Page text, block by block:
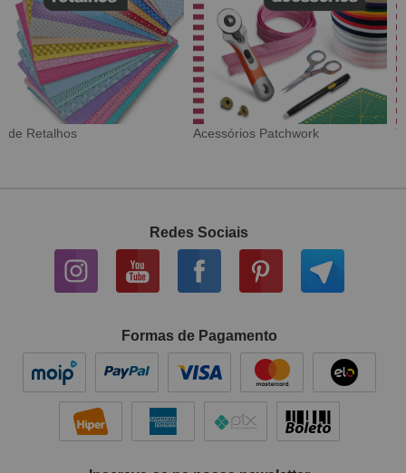
Tecido Digital Sarja Impermeável
Redes Sociais
Formas de Pagamento